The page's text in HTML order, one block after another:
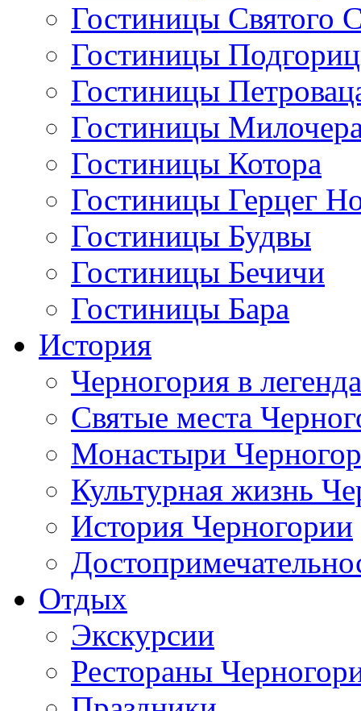
Гостиницы Святого
Гостиницы
Гостиницы
Гостиницы
Гостиницы Котора
Гостиницы Герцег
Гостиницы Будвы
Гостиницы Бечичи
Гостиницы Бара
История
Черногория в
Святые места
Монастыри
Культурная жизнь
История Черногории
Отдых
Экскурсии
Рестораны